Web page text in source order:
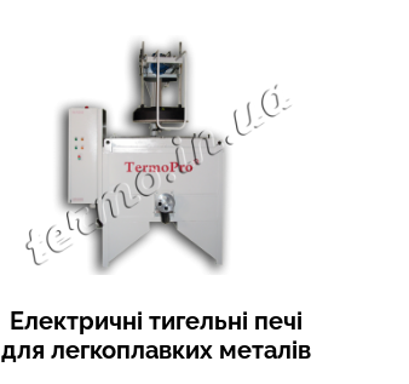
Електричні тигельні печі
для легкоплавких металів